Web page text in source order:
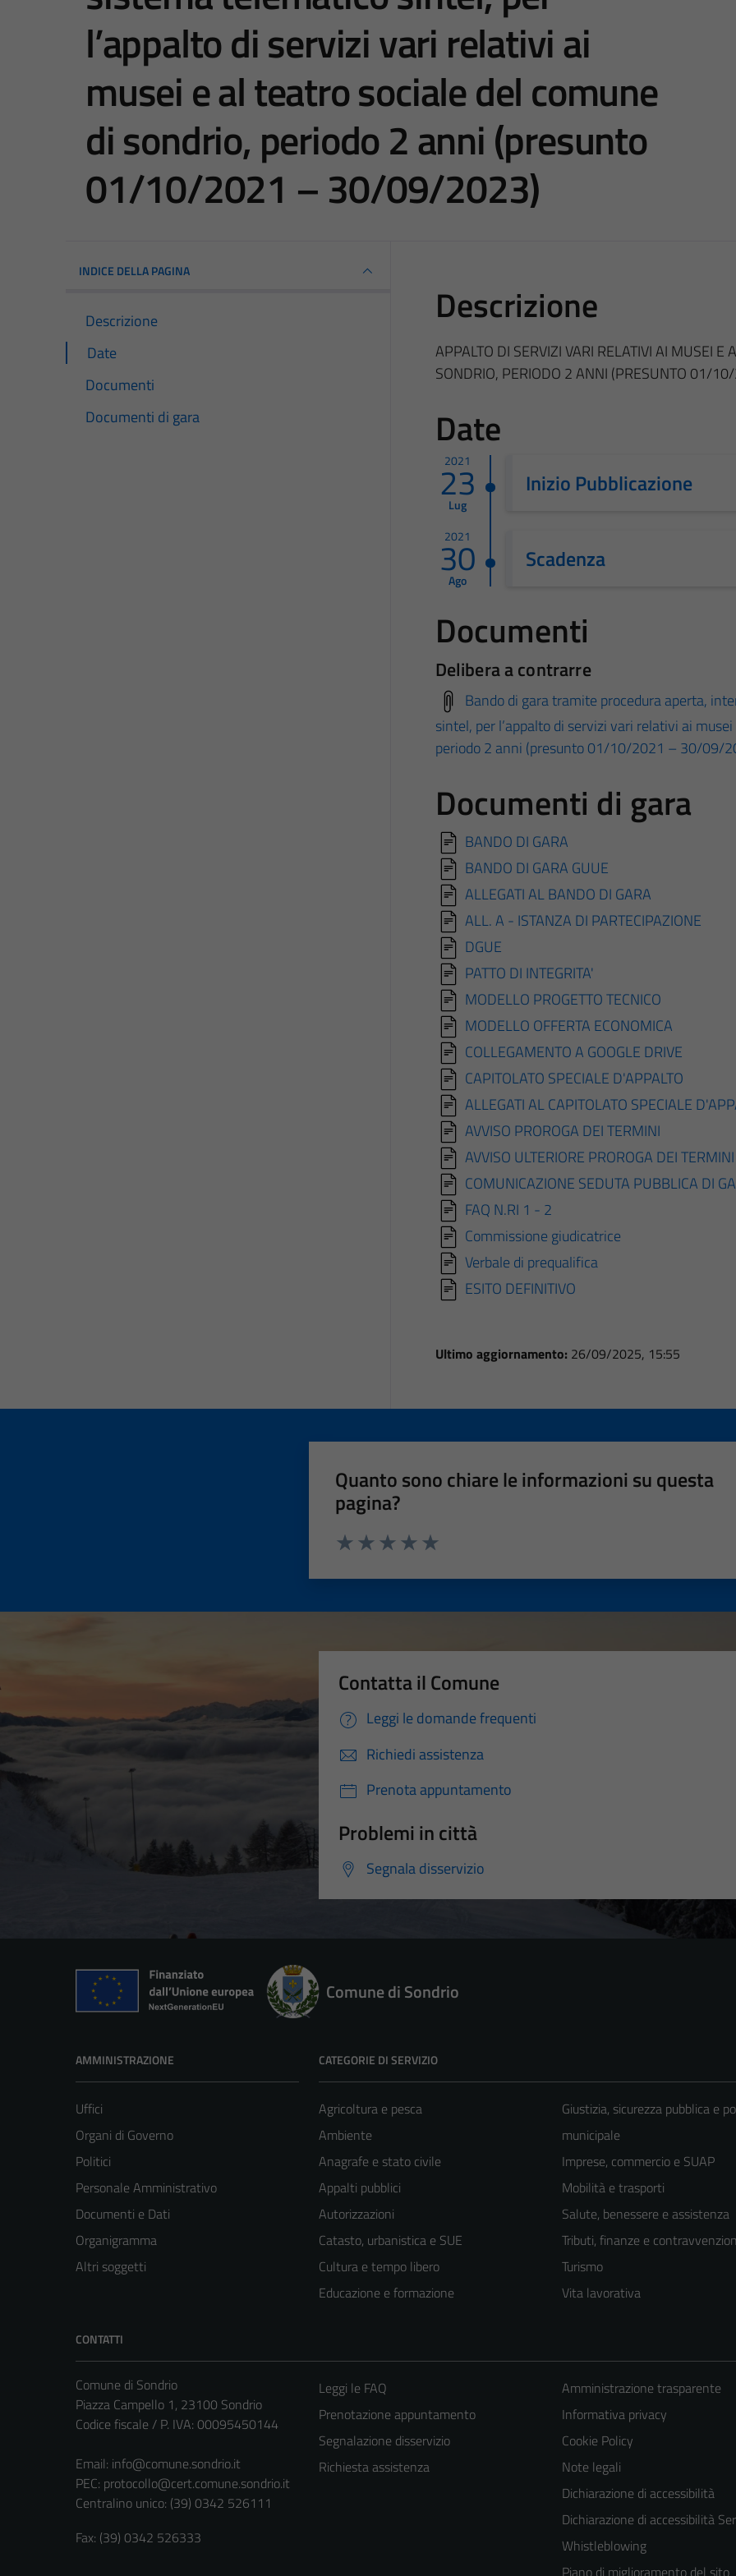
l’appalto di servizi vari relativi ai
musei e al teatro sociale del comune
di sondrio, periodo 2 anni (presunto
01/10/2021 – 30/09/2023)
INDICE DELLA PAGINA
Descrizione
Date
Documenti
Documenti di gara
Descrizione
APPALTO DI SERVIZI VARI RELATIVI AI MUSEI E
SONDRIO, PERIODO 2 ANNI (PRESUNTO 01/
Date
2021
23
Lug
Inizio Pubblicazione
2021
30
Ago
Scadenza
Documenti
Delibera a contrarre
Bando di gara tramite procedura aperta,
sintel, per l’appalto di servizi vari relativi ai
periodo 2 anni (presunto 01/10/2021 – 30/09/
Documenti di gara
BANDO DI GARA
BANDO DI GARA GUUE
ALLEGATI AL BANDO DI GARA
ALL. A - ISTANZA DI PARTECIPAZIONE
DGUE
PATTO DI INTEGRITA'
MODELLO PROGETTO TECNICO
MODELLO OFFERTA ECONOMICA
COLLEGAMENTO A GOOGLE DRIVE
CAPITOLATO SPECIALE D'APPALTO
ALLEGATI AL CAPITOLATO SPECIALE
AVVISO PROROGA DEI TERMINI
AVVISO ULTERIORE PROROGA DEI TERMINI
COMUNICAZIONE SEDUTA PUBBLICA DI
FAQ N.RI 1 - 2
Commissione giudicatrice
Verbale di prequalifica
ESITO DEFINITIVO
Ultimo aggiornamento: 26/09/2025, 15:55
Quanto sono chiare le informazioni su questa
pagina?
Contatta il Comune
Leggi le domande frequenti
Richiedi assistenza
Prenota appuntamento
Problemi in città
Segnala disservizio
Comune di Sondrio
AMMINISTRAZIONE
Uffici
Organi di Governo
Politici
Personale Amministrativo
Documenti e Dati
Organigramma
Altri soggetti
CATEGORIE DI SERVIZIO
Agricoltura e pesca
Ambiente
Anagrafe e stato civile
Appalti pubblici
Autorizzazioni
Catasto, urbanistica e SUE
Cultura e tempo libero
Educazione e formazione
Giustizia, sicurezza pubblica e
municipale
Imprese, commercio e SUAP
Mobilità e trasporti
Salute, benessere e assistenza
Tributi, finanze e
Turismo
Vita lavorativa
CONTATTI
Comune di Sondrio
Piazza Campello 1, 23100 Sondrio
Codice fiscale / P. IVA: 00095450144
Email: info@comune.sondrio.it
PEC: protocollo@cert.comune.sondrio.it
Centralino unico: (39) 0342 526111
Fax: (39) 0342 526333
Leggi le FAQ
Prenotazione appuntamento
Segnalazione disservizio
Richiesta assistenza
Amministrazione trasparente
Informativa privacy
Cookie Policy
Note legali
Dichiarazione di accessibilità
Dichiarazione di accessibilità
Whistleblowing
Tecnici
Questi cookie
sono necessari
funzionamento